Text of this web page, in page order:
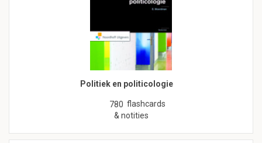
Politiek en politicologie
780 flashcards
& notities